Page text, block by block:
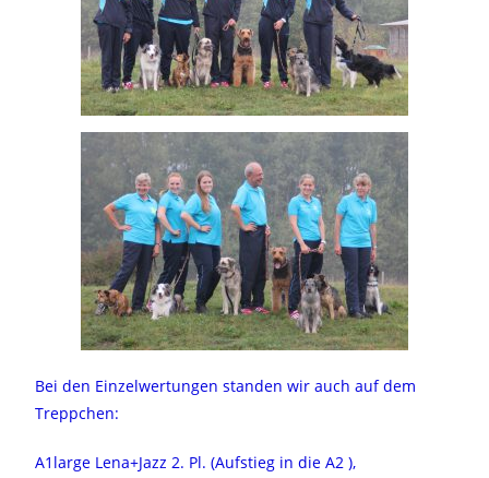
Bei den Einzelwertungen standen wir auch auf dem
Treppchen:
A1large Lena+Jazz 2. Pl. (Aufstieg in die A2 ),